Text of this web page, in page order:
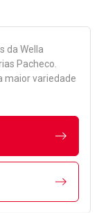
da Wella
Pacheco.
maior variedade